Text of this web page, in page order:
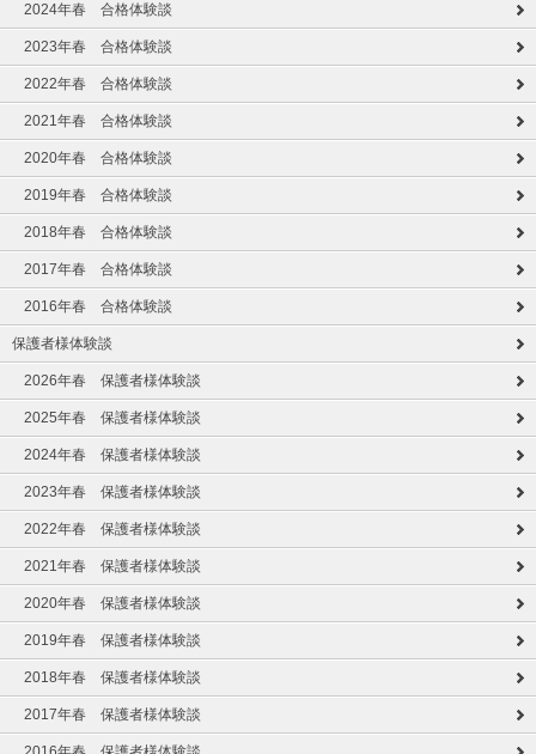
2024年春 合格体験談
2023年春 合格体験談
2022年春 合格体験談
2021年春 合格体験談
2020年春 合格体験談
2019年春 合格体験談
2018年春 合格体験談
2017年春 合格体験談
2016年春 合格体験談
保護者様体験談
2026年春 保護者様体験談
2025年春 保護者様体験談
2024年春 保護者様体験談
2023年春 保護者様体験談
2022年春 保護者様体験談
2021年春 保護者様体験談
2020年春 保護者様体験談
2019年春 保護者様体験談
2018年春 保護者様体験談
2017年春 保護者様体験談